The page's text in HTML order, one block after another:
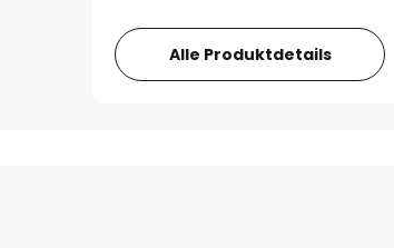
Alle Produktdetails